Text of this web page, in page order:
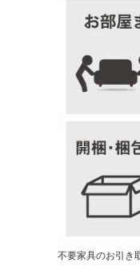
不要家具のお引き